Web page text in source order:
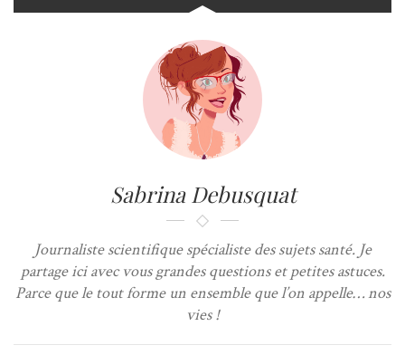
Sabrina Debusquat
Journaliste scientifique spécialiste des sujets santé. Je
partage ici avec vous grandes questions et petites astuces.
Parce que le tout forme un ensemble que l’on appelle… nos
vies !